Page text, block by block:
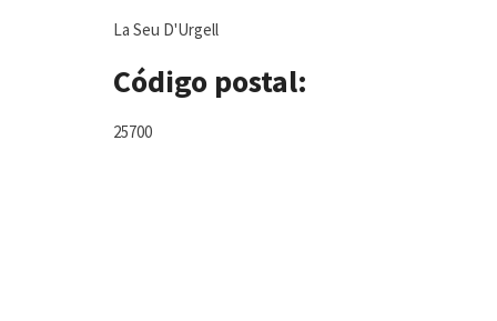
La Seu D'Urgell
Código postal:
25700